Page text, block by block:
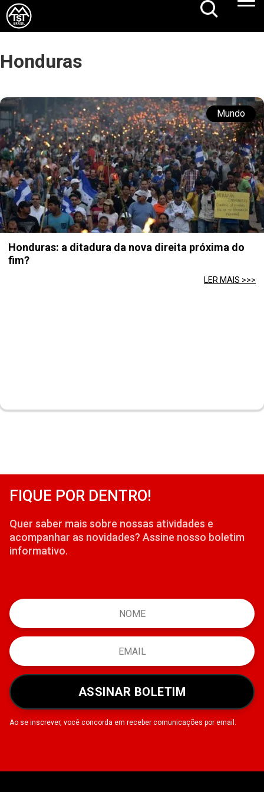
Honduras
Mundo
Honduras: a ditadura da nova direita próxima do
fim?
LER MAIS >>>
FIQUE POR DENTRO!
Quer saber mais sobre nossas atividades e
acompanhar as novidades? Assine nosso boletim
informativo.
ASSINAR BOLETIM
Ao se inscrever, você concorda em receber comunicações por email.